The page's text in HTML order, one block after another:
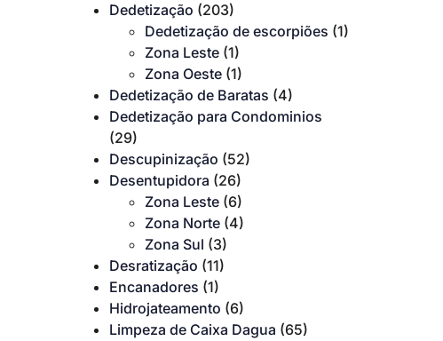
Dedetização (203)
Dedetização de escorpiões (1)
Zona Leste (1)
Zona Oeste (1)
Dedetização de Baratas (4)
Dedetização para Condominios
(29)
Descupinização (52)
Desentupidora (26)
Zona Leste (6)
Zona Norte (4)
Zona Sul (3)
Desratização (11)
Encanadores (1)
Hidrojateamento (6)
Limpeza de Caixa Dagua (65)